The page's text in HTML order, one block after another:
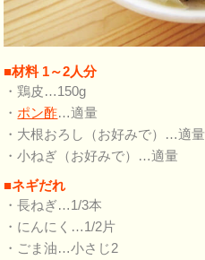
■材料 1～2人分
・鶏皮…150g
・ ポン酢…適量
・大根おろし（お好みで）…適量
・小ねぎ（お好みで）…適量
■ネギだれ
・長ねぎ…1/3本
・にんにく…1/2片
・ごま油…小さじ2